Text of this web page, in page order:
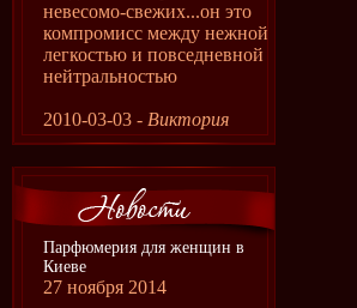
невесомо-свежих...он это
компромисс между нежной
легкостью и повседневной
нейтральностью
2010-03-03 - Виктория
Парфюмерия для женщин в
Киеве
27 ноября 2014